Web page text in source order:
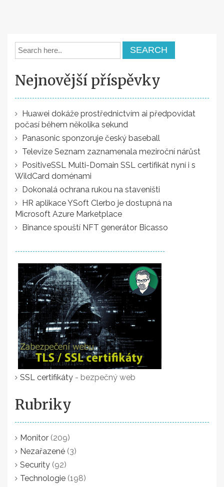
Nejnovější příspěvky
Huawei dokáže prostřednictvím ai předpovídat
počasí během několika sekund
Panasonic sponzoruje český baseball
Televize Seznam zaznamenala meziroční nárůst
PositiveSSL Multi-Domain SSL certifikát nyní i s
WildCard doménami
Dokonalá ochrana rukou na staveništi
HR aplikace YSoft Clerbo je dostupná na
Microsoft Azure Marketplace
Binance spouští NFT generátor Bicasso
SSL certifikáty - bezpečný web
Rubriky
Monitor (209)
Nezařazené (3)
Security (92)
Technologie (198)